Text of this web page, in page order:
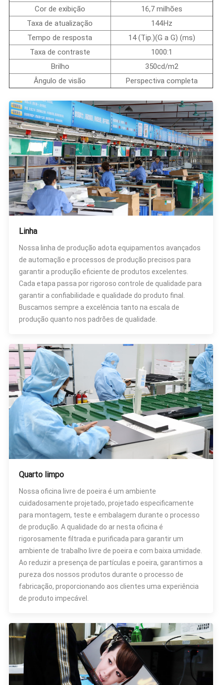
Cor de exibição
16,7 milhões
Taxa de atualização
144Hz
Tempo de resposta
14 (Tip.)(G a G) (ms)
Taxa de contraste
1000:1
Brilho
350cd/m2
Ângulo de visão
Perspectiva completa
Linha
Nossa linha de produção adota equipamentos avançados
de automação e processos de produção precisos para
garantir a produção eficiente de produtos excelentes.
Cada etapa passa por rigoroso controle de qualidade para
garantir a confiabilidade e qualidade do produto final.
Buscamos sempre a excelência tanto na escala de
produção quanto nos padrões de qualidade.
Quarto limpo
Nossa oficina livre de poeira é um ambiente
cuidadosamente projetado, projetado especificamente
para montagem, teste e embalagem durante o processo
de produção. A qualidade do ar nesta oficina é
rigorosamente filtrada e purificada para garantir um
ambiente de trabalho livre de poeira e com baixa umidade.
Ao reduzir a presença de partículas e poeira, garantimos a
pureza dos nossos produtos durante o processo de
fabricação, proporcionando aos clientes uma experiência
de produto impecável.